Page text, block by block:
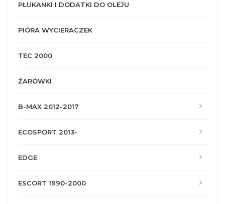
PŁUKANKI I DODATKI DO OLEJU
PIÓRA WYCIERACZEK
TEC 2000
ŻARÓWKI
B-MAX 2012-2017
ECOSPORT 2013-
EDGE
ESCORT 1990-2000